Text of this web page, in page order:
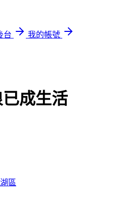
台
我的帳號
成生活
區